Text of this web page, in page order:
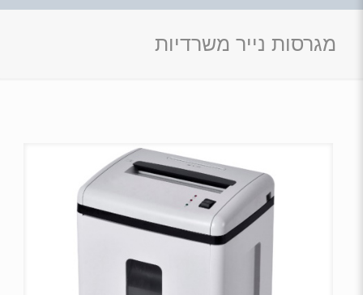
מגרסות נייר משרדיות